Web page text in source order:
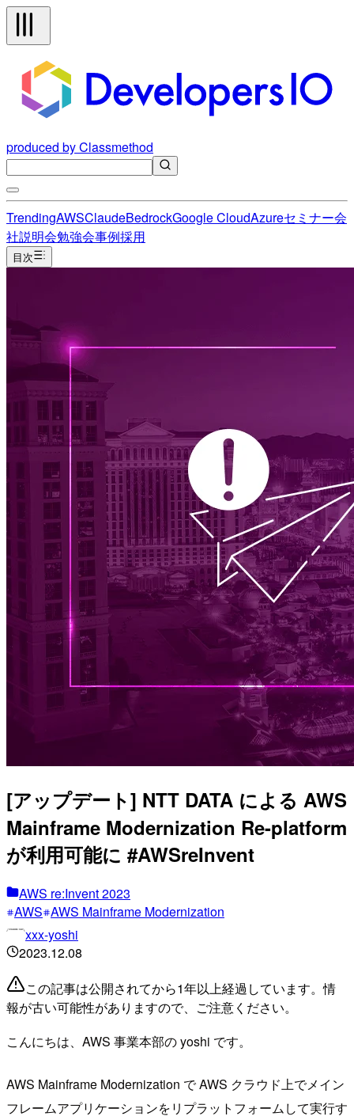
produced by Classmethod
TrendingAWSClaudeBedrockGoogle CloudAzureセミナー会
社説明会勉強会事例採用
目次
[アップデート] NTT DATA による AWS
Mainframe Modernization Re-platform
が利用可能に #AWSreInvent
AWS re:Invent 2023
AWS AWS Mainframe Modernization
xxx-yoshi
2023.12.08
この記事は公開されてから1年以上経過しています。情
報が古い可能性がありますので、ご注意ください。
こんにちは、AWS 事業本部の yoshi です。
AWS Mainframe Modernization で AWS クラウド上でメイン
フレームアプリケーションをリプラットフォームして実行す